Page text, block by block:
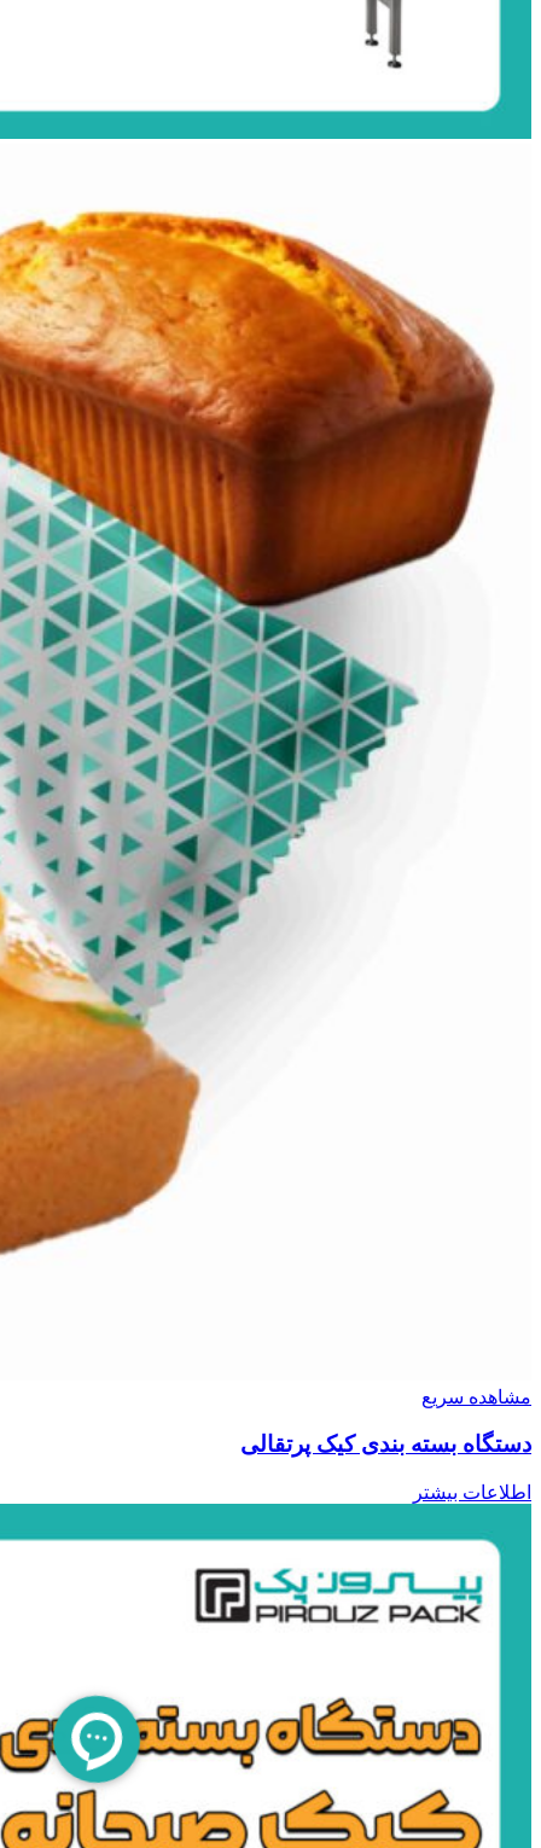
مشاهده سریع
دستگاه بسته بندی کیک پرتقالی
اطلاعات بیشتر